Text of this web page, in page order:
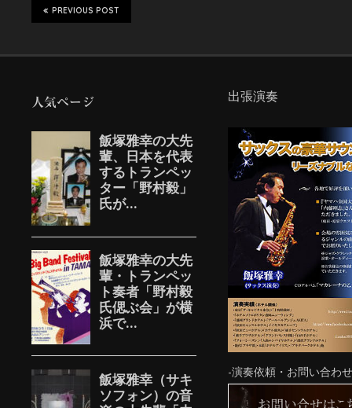
PREVIOUS POST
人気ページ 出張演奏
-演奏依頼・お問い合わ